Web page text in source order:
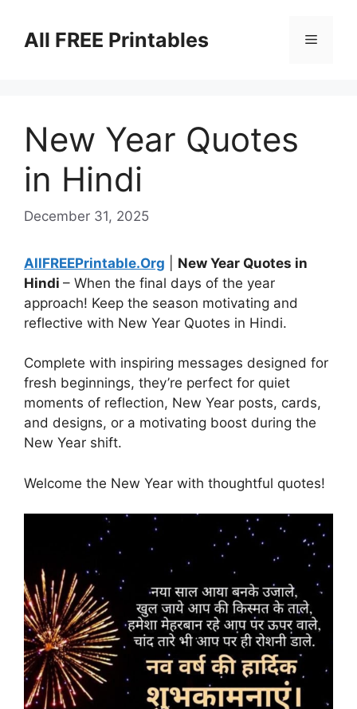
contentAll FREE Printables Menu
New Year Quotes
in Hindi
December 31, 2025
AllFREEPrintable.Org
New Year Quotes in
Hindi – When the final days of the year
approach! Keep the season motivating and
reflective with New Year Quotes in Hindi.
Complete with inspiring messages designed for
fresh beginnings, they’re perfect for quiet
moments of reflection, New Year posts, cards,
and designs, or a motivating boost during the
New Year shift.
Welcome the New Year with thoughtful quotes!